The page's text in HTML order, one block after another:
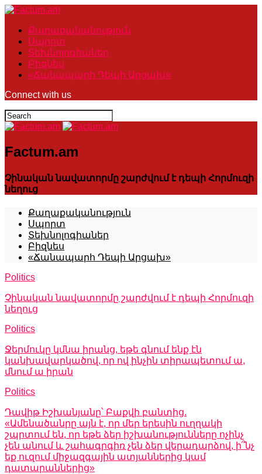
Քաղաքականություն
Սպորտ
Տեխնոլոգիաներ
Բիզնես
«Ճանապարհ Դեպի Արցախ»
Connect with us
Factum.am
Չինական նավատորմը շարժվում է դեպի Հորմուզի
նեղուց
Քաղաքականություն
Սպորտ
Տեխնոլոգիաներ
Բիզնես
«Ճանապարհ Դեպի Արցախ»
Politics
Չինական նավատորմը շարժվում է դեպի Հորմուզի
նեղուց
Politics
Ջերմուկը կմնա իրանց, եթե գնում ենք էն
կանխավարկածով, որ ով ինչին տիրապետում ա,
մնում ա իրան
Politics
Դավիթ Իշխանյանը՝ Բաքվի բանտից.
«Ամենածանրը այն է, որ մեր երեսին ուղղակի
շպրտում են, որ եթե ձեր իշխանությունները ոչինչ
չեն անում և շահագրգիռ չեն ձեր վերադարձով, ի՞նչ
եք ուզում միջազգային ատյաններից կամ
դատարաններից»